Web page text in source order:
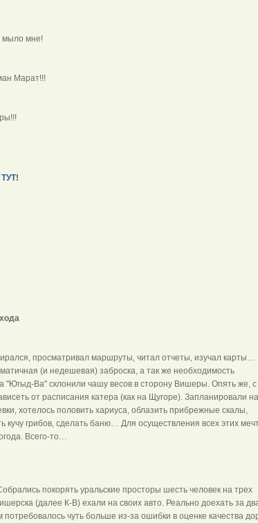
мыло мне!
Марат!!!
просматривал маршруты, читал отчеты, изучал карты…
(и недешевая) заброска, а так же необходимость
Ва" склонили чашу весов в сторону Вишеры. Опять же, с
от расписания катера (как на Щугоре). Запланировали на
хотелось половить хариуса, облазить прибрежные скалы,
грибов, сделать баню… Для осуществления всех этих
Всего-то…
покорять уральские просторы шесть человек на трех
(далее К-В) ехали на своих авто. Реально доехать за
чуть больше из-за ошибки в оценке качества